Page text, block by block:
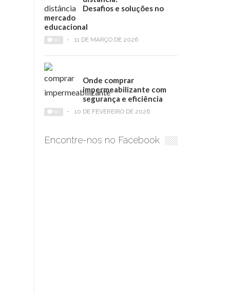
Desafios e soluções no
mercado
educacional
- 11 DE MARÇO DE 2026
Onde comprar
impermeabilizante com
segurança e eficiência
- 10 DE FEVEREIRO DE 2026
Encontre-nos no Facebook